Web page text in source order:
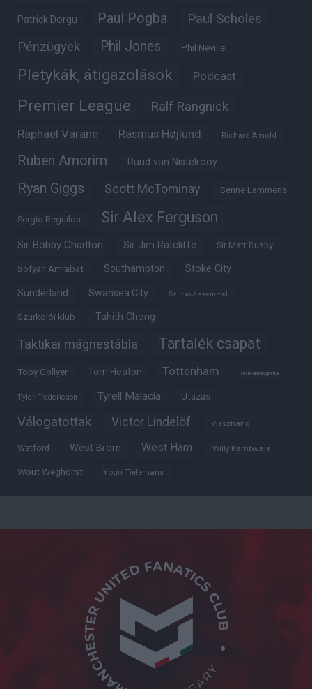
Patrick Dorgu Paul Pogba Paul Scholes
Pénzügyek Phil Jones Phil Neville
Pletykák, átigazolások Podcast
Premier League Ralf Rangnick
Raphaël Varane Rasmus Højlund Richard Arnold
Ruben Amorim Ruud van Nistelrooy
Ryan Giggs Scott McTominay Senne Lammens
Sergio Reguilon Sir Alex Ferguson
Sir Bobby Charlton Sir Jim Ratcliffe Sir Matt Busby
Sofyan Amrabat Southampton Stoke City
Sunderland Swansea City Szurkoló szemmel
Szurkolói klub Tahith Chong
Taktikai mágnestábla Tartalék csapat
Toby Collyer Tom Heaton Tottenham Trófeabibliográfia
Tyler Fredericson Tyrell Malacia Utazás
Válogatottak Victor Lindelöf Visszhang
Watford West Brom West Ham Willy Kambwala
Wout Weghorst Youri Tielemans